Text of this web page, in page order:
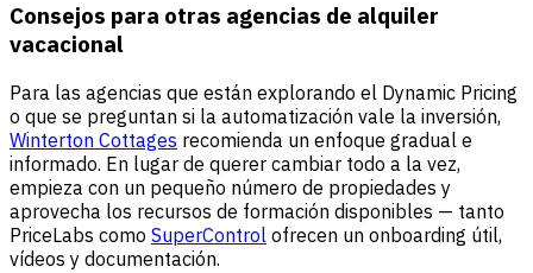
Consejos para otras agencias de alquiler
vacacional
Para las agencias que están explorando el Dynamic Pricing
o que se preguntan si la automatización vale la inversión,
Winterton Cottages recomienda un enfoque gradual e
informado. En lugar de querer cambiar todo a la vez,
empieza con un pequeño número de propiedades y
aprovecha los recursos de formación disponibles — tanto
PriceLabs como SuperControl ofrecen un onboarding útil,
vídeos y documentación.